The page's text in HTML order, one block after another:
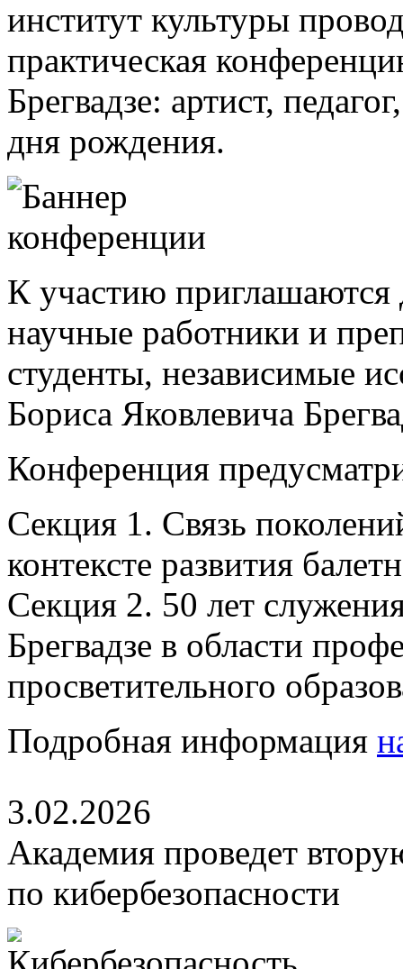
институт культуры
практическая
Брегвадзе: артист,
дня рождения.
К участию приглашаются
научные работники и
студенты, независимые
Бориса Яковлевича
Конференция
Секция 1. Связь
контексте развития
Секция 2. 50 лет
Брегвадзе в области
просветительного
Подробная информация
3.02.2026
Академия проведет
по кибербезопасности